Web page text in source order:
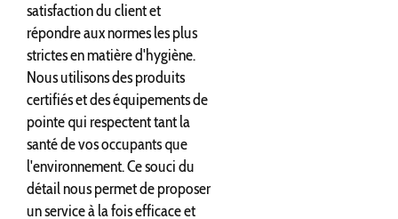
satisfaction du client et
répondre aux normes les plus
strictes en matière d'hygiène.
Nous utilisons des produits
certifiés et des équipements de
pointe qui respectent tant la
santé de vos occupants que
l'environnement. Ce souci du
détail nous permet de proposer
un service à la fois efficace et